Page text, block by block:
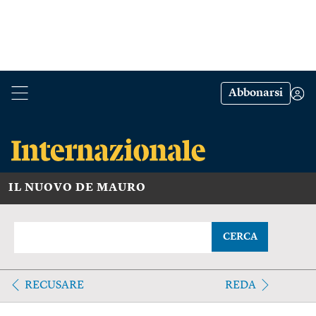
Abbonarsi
IL NUOVO DE MAURO
CERCA
RECUSARE REDA